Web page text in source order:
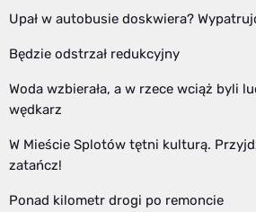
Upał w autobusie doskwiera?
Będzie odstrzał redukcyjny
Woda wzbierała, a w rzece wciąż byli
wędkarz
W Mieście Splotów tętni kulturą.
zatańcz!
Ponad kilometr drogi po remoncie